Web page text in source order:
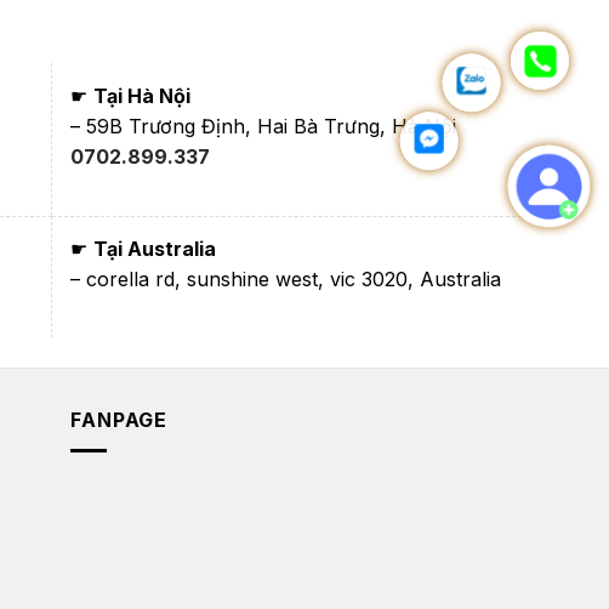
☛ Tại Hà Nội
– 59B Trương Định, Hai Bà Trưng, Hà Nội
0702.899.337
☛ Tại Australia
– corella rd, sunshine west, vic 3020, Australia
FANPAGE